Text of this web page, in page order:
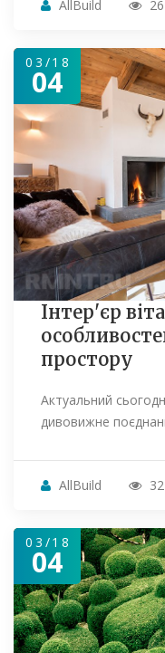
AllBuild
03/18
04
Інтер'єр
простору
Актуальний
дивовижне
AllBuild
03/18
04